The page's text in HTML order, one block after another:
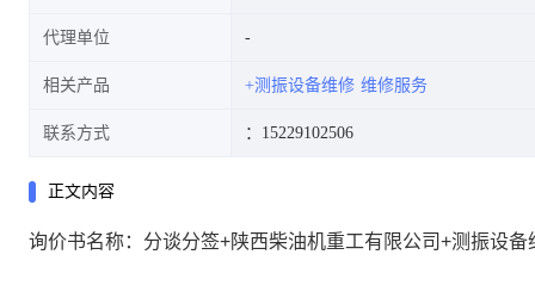
代理单位
相关产品 +测振设备维修 维修服务
联系方式 ：15229102506
正文内容
询价书名称：分谈分签+陕西柴油机重工有限公司+测振设备